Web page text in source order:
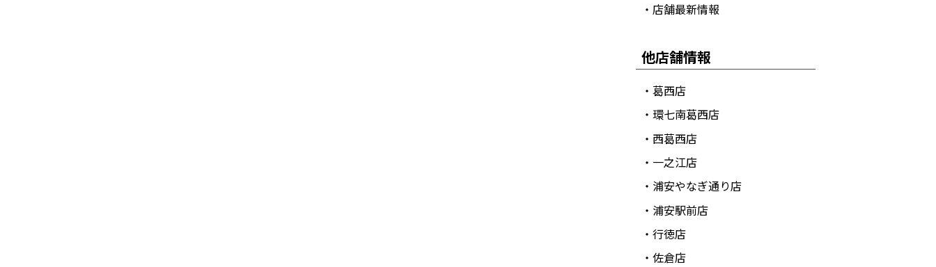
・店舗最新情報
他店舗情報
・葛西店
・環七南葛西店
・西葛西店
・一之江店
・浦安やなぎ通り店
・浦安駅前店
・行徳店
・佐倉店